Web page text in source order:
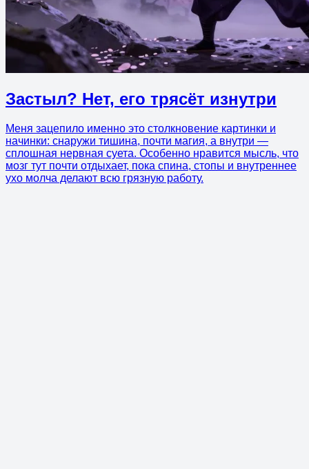
Застыл? Нет, его трясёт изнутри
Меня зацепило именно это столкновение картинки и
начинки: снаружи тишина, почти магия, а внутри —
сплошная нервная суета. Особенно нравится мысль, что
мозг тут почти отдыхает, пока спина, стопы и внутреннее
ухо молча делают всю грязную работу.